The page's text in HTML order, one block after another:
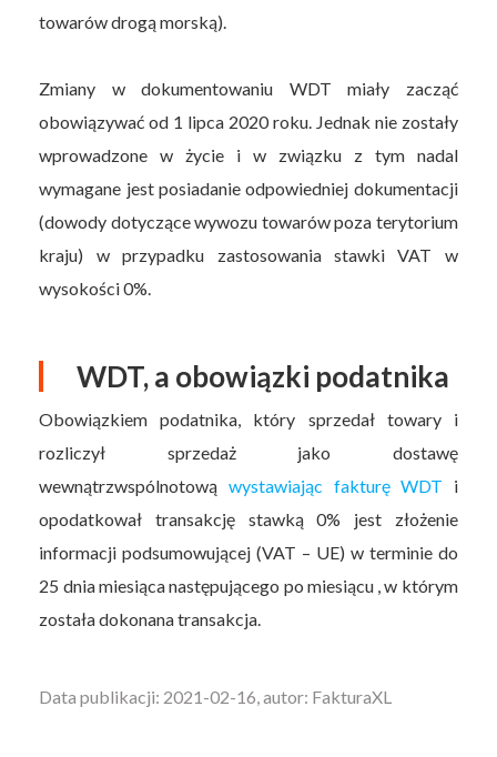
towarów drogą morską).
Zmiany w dokumentowaniu WDT miały zacząć
obowiązywać od 1 lipca 2020 roku. Jednak nie zostały
wprowadzone w życie i w związku z tym nadal
wymagane jest posiadanie odpowiedniej dokumentacji
(dowody dotyczące wywozu towarów poza terytorium
kraju) w przypadku zastosowania stawki VAT w
wysokości 0%.
WDT, a obowiązki podatnika
Obowiązkiem podatnika, który sprzedał towary i
rozliczył sprzedaż jako dostawę
wewnątrzwspólnotową wystawiając fakturę WDT i
opodatkował transakcję stawką 0% jest złożenie
informacji podsumowującej (VAT – UE) w terminie do
25 dnia miesiąca następującego po miesiącu , w którym
została dokonana transakcja.
Data publikacji: 2021-02-16, autor: FakturaXL